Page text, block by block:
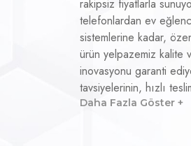
rakipsiz fiyatlarla
telefonlardan ev
sistemlerine kadar,
ürün yelpazemiz kalite
inovasyonu garanti
tavsiyelerinin, hızlı
olağanüstü hizmetin
Daha Fazla Göster +